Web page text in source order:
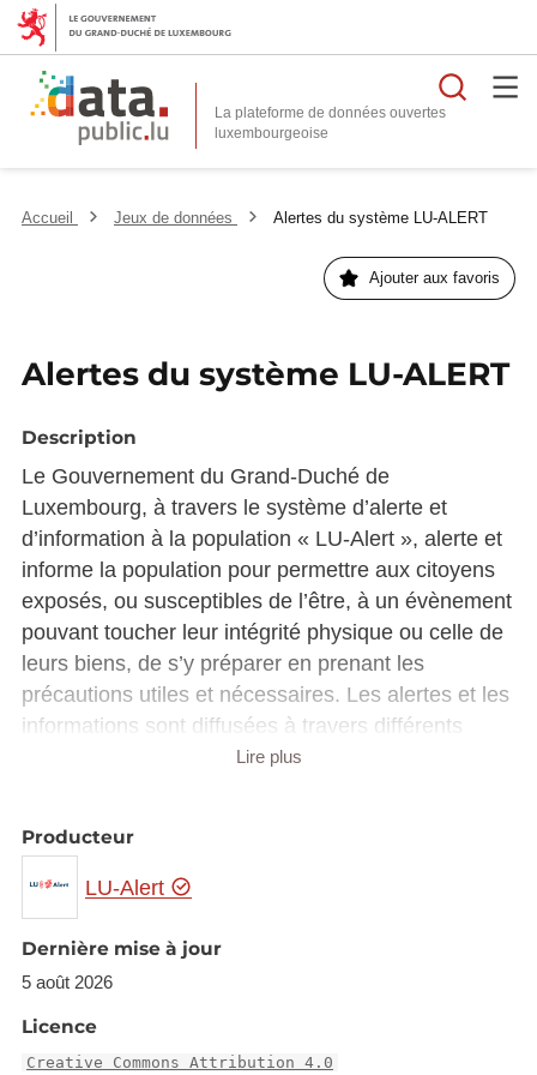
La plateforme de données ouvertes
Accueil Jeux de données Alertes du système LU-ALERT
Ajouter aux favoris
Alertes du système LU-ALERT
Description
Le Gouvernement du Grand-Duché de
Luxembourg, à travers le système d’alerte et
d’information à la population « LU-Alert », alerte et
informe la population pour permettre aux citoyens
exposés, ou susceptibles de l’être, à un évènement
pouvant toucher leur intégrité physique ou celle de
leurs biens, de s’y préparer en prenant les
précautions utiles et nécessaires. Les alertes et les
informations sont diffusées à travers différents
canaux (dont par exemple : le Cell Broadcast, les
Les fichiers bruts des alertes et informations
émises par le système LU-Alert sont publiés sur le
site internet
afin de pouvoir multiplier ces alertes et informations
sur des canaux supplémentaires (par exemple sites
démarche générale de sensibilisation et de
compréhension des risques et des mesures de
Lire plus
Producteur
LU-Alert
Dernière mise à jour
5 août 2026
Licence
Creative Commons Attribution 4.0